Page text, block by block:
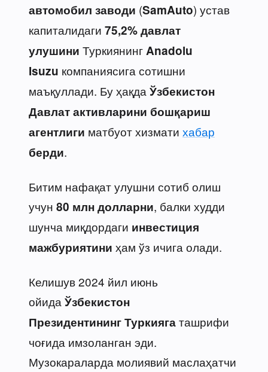
автомобил заводи (SamAuto) устав
капиталидаги 75,2% давлат
улушини ТуркиянингAnadolu
Isuzu компаниясига сотишни
маъқуллади. Бу ҳақда Ўзбекистон
Давлат активларини бошқариш
агентлиги матбуот хизмати хабар
берди.
Битим нафақат улушни сотиб олиш
учун 80 млн долларни, балки худди
шунча миқдордаги инвестиция
мажбуриятини ҳам ўз ичига олади.
Келишув 2024 йил июнь
ойида Ўзбекистон
ПрезидентинингТуркиягаташрифи
чоғида имзоланган эди.
Музокараларда молиявий маслаҳатчи